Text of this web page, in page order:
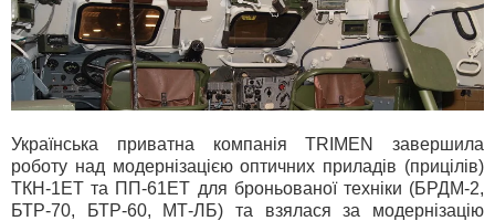
Українська приватна компанія TRIMEN завершила
роботу над модернізацією оптичних приладів (прицілів)
ТКН-1ЕТ та ПП-61ЕТ для броньованої техніки (БРДМ-2,
БТР-70, БТР-60, МТ-ЛБ) та взялася за модернізацію